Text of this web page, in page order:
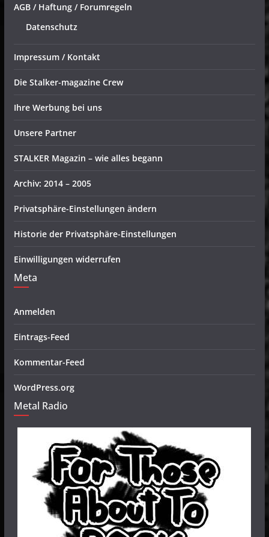
AGB / Haftung / Forumregeln
Datenschutz
Impressum / Kontakt
Die Stalker-magazine Crew
Ihre Werbung bei uns
Unsere Partner
STALKER Magazin – wie alles begann
Archiv: 2014 – 2005
Privatsphäre-Einstellungen ändern
Historie der Privatsphäre-Einstellungen
Einwilligungen widerrufen
Meta
Anmelden
Eintrags-Feed
Kommentar-Feed
WordPress.org
Metal Radio